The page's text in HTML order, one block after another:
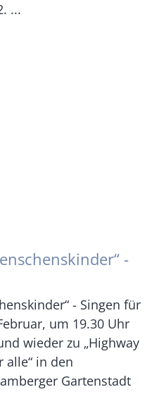
...
-
- Singen für
um 19.30 Uhr
wieder zu „Highway
alle“ in den
Gartenstadt